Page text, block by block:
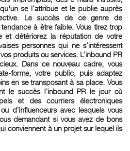
se l’attribue et le publie auprès
Le succès de ce genre de
à être faible. Vous tirez trop
et détériorez la réputation de votre
personnes qui ne s’intéressent
produits ou services. L’inbound PR
Dans ce nouveau cadre, vous
forme, votre public, puis adaptez
en se transposant à sa place. Vous
le succès l’inbound PR le jour où
et des courriers électroniques
d’influenceurs avec lesquels vous
demandant si vous avez de bons
conviennent à un projet sur lequel ils